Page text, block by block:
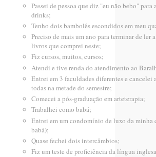
Passei de pessoa que diz "eu não bebo" para
drinks;
Tenho dois bambolês escondidos em meu
Preciso de mais um ano para terminar de ler
livros que comprei neste;
Fiz cursos, muitos, cursos;
Atendi e tive renda do atendimento ao
Entrei em 3 faculdades diferentes e cancelei
todas na metade do semestre;
Comecei a pós-graduação em arteterapia;
Trabalhei como babá;
Entrei em um condomínio de luxo da minha
babá);
Quase fechei dois intercâmbios;
Fiz um teste de proficiência da língua